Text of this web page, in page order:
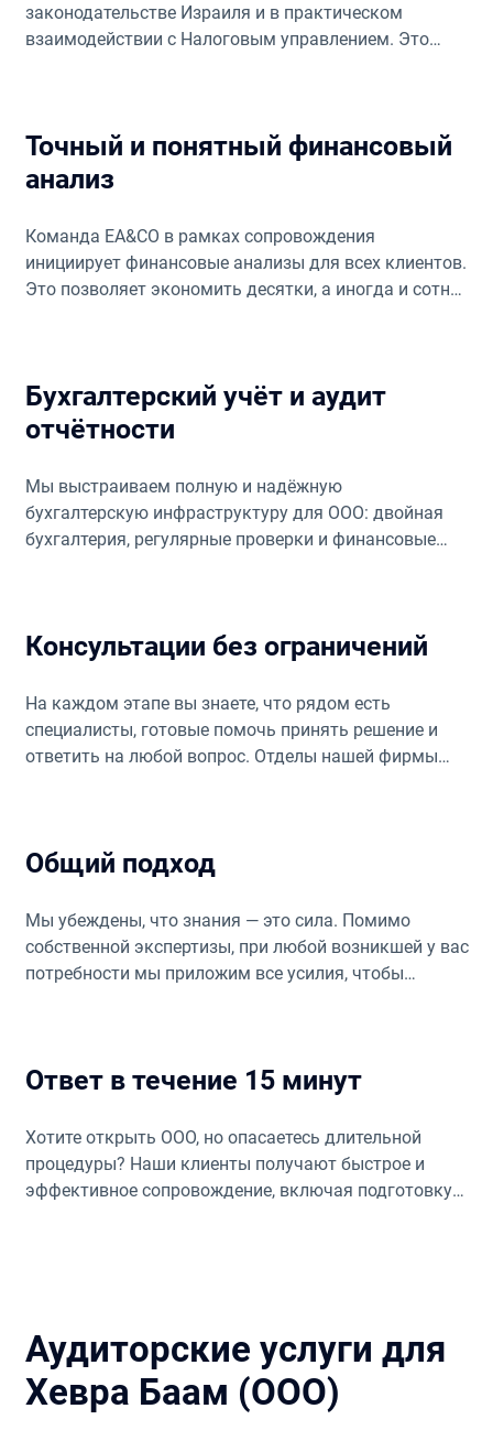
законодательстве Израиля и в практическом
взаимодействии с Налоговым управлением. Это
Точный и понятный финансовый
анализ
Команда EA&CO в рамках сопровождения
инициирует финансовые анализы для всех клиентов.
Это позволяет экономить десятки, а иногда и сотни
Бухгалтерский учёт и аудит
отчётности
Мы выстраиваем полную и надёжную
бухгалтерскую инфраструктуру для ООО: двойная
бухгалтерия, регулярные проверки и финансовые
Консультации без ограничений
На каждом этапе вы знаете, что рядом есть
специалисты, готовые помочь принять решение и
ответить на любой вопрос. Отделы нашей фирмы
Общий подход
Мы убеждены, что знания — это сила. Помимо
собственной экспертизы, при любой возникшей у вас
потребности мы приложим все усилия, чтобы
Ответ в течение 15 минут
Хотите открыть ООО, но опасаетесь длительной
процедуры? Наши клиенты получают быстрое и
эффективное сопровождение, включая подготовку
Аудиторские услуги для
Хевра Баам (ООО)